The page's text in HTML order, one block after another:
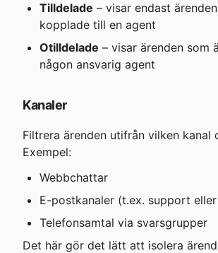
Tilldelade – visar endast
kopplade till en agent
Otilldelade – visar ärenden som
någon ansvarig agent
Kanaler
Filtrera ärenden utifrån vilken kanal
Exempel:
Webbchattar
E-postkanaler (t.ex. support
Telefonsamtal via svarsgrupper
Det här gör det lätt att isolera